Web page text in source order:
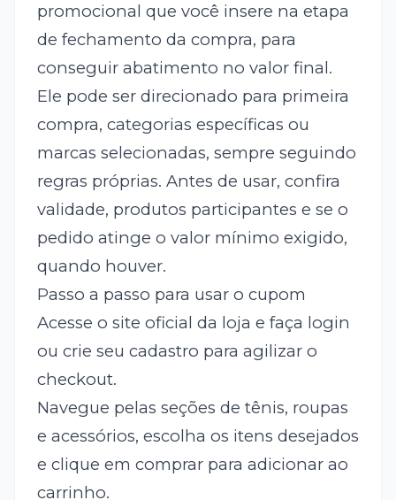
promocional que você insere na etapa
de fechamento da compra, para
conseguir abatimento no valor final.
Ele pode ser direcionado para primeira
compra, categorias específicas ou
marcas selecionadas, sempre seguindo
regras próprias. Antes de usar, confira
validade, produtos participantes e se o
pedido atinge o valor mínimo exigido,
quando houver.
Passo a passo para usar o cupom
Acesse o site oficial da loja e faça login
ou crie seu cadastro para agilizar o
checkout.
Navegue pelas seções de tênis, roupas
e acessórios, escolha os itens desejados
e clique em comprar para adicionar ao
carrinho.